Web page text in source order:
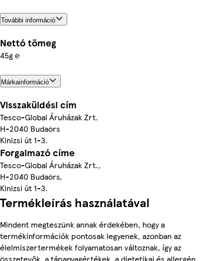
További információ
Nettó tömeg
45g ℮
Márkainformáció
Visszaküldési cím
Tesco-Global Áruházak Zrt.
H-2040 Budaörs
Kinizsi út 1-3.
Forgalmazó címe
Tesco-Global Áruházak Zrt.,
H-2040 Budaörs,
Kinizsi út 1-3.
Termékleírás használatával
Mindent megteszünk annak érdekében, hogy a
termékinformációk pontosak legyenek, azonban az
élelmiszertermékek folyamatosan változnak, így az